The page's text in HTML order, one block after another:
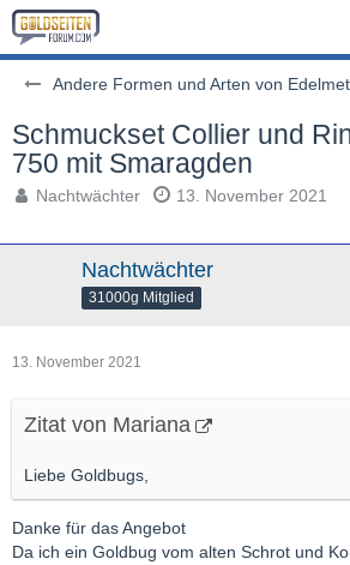
Andere Formen und Arten von
Schmuckset Collier und
750 mit Smaragden
Nachtwächter 13. November 2021
Nachtwächter
31000g Mitglied
13. November 2021
Zitat von Mariana
Liebe Goldbugs,
Danke für das Angebot
Da ich ein Goldbug vom alten Schrot und